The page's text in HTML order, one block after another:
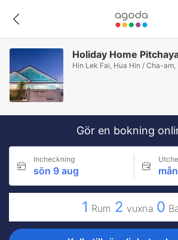
Holiday Home
Hin Lek Fai, Hua Hin / Cha-
Gör en bokning
Incheckning
sön 9 aug
1 Rum 2 vuxna 0